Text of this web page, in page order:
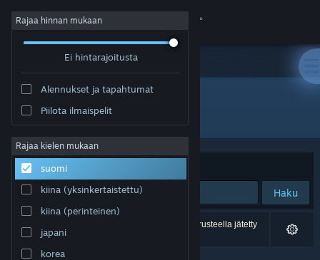
Kirjaudu sisään
Tietoa
Tuki
Vaihda kieli
Hanki Steam-mobiilisovellus
Rajaa hinnan mukaan
Ei hintarajoitusta
Alennukset ja tapahtumat
Piilota ilmaispelit
Rajaa kielen mukaan
suomi
kiina (yksinkertaistettu)
kiina (perinteinen)
japani
korea
Kehittäjä: P2:CE Team
Järjestelyperuste
Haku
0 tulosta vastaa hakuasi. 1 peli on asetustesi perusteella jätetty
pois.